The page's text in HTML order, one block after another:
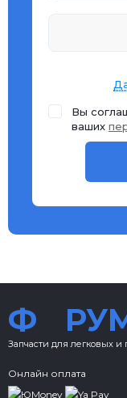
Вы
ваших
Ф
Запчасти для легковых и
Онлайн оплата